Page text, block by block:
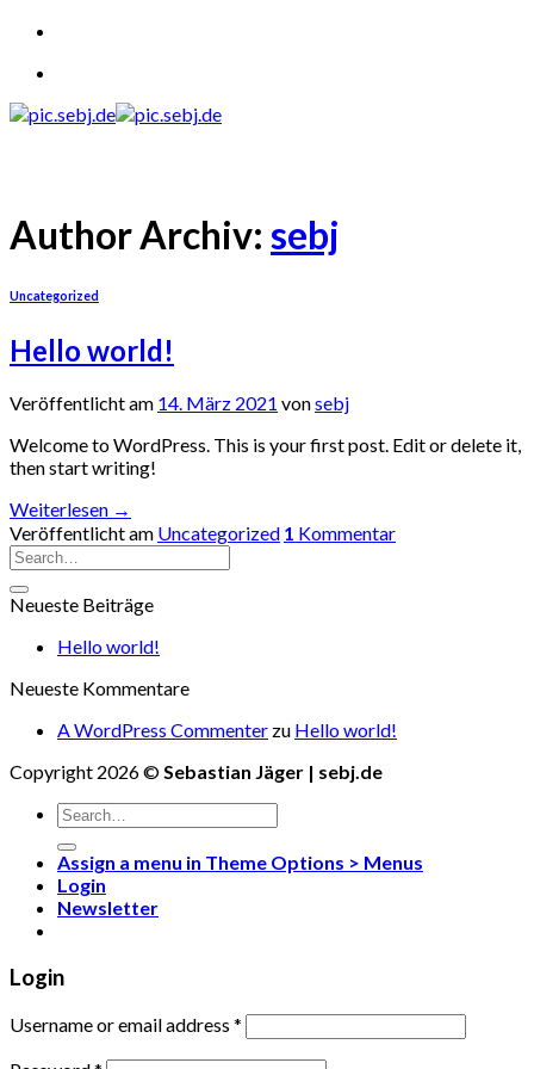
Skip
content
Author Archiv: sebj
Uncategorized
Hello world!
Veröffentlicht am 14. März 2021 vonsebj
Welcome to WordPress. This is your first post. Edit or delete it,
then start writing!
Weiterlesen →
Veröffentlicht am Uncategorized 1 Kommentar
Neueste Beiträge
Hello world!
Neueste Kommentare
A WordPress Commenter zu Hello world!
Copyright 2026 ©Sebastian Jäger | sebj.de
Search
for:
Assign a menu in Theme Options > Menus
Login
Newsletter
Login
Username or email address *